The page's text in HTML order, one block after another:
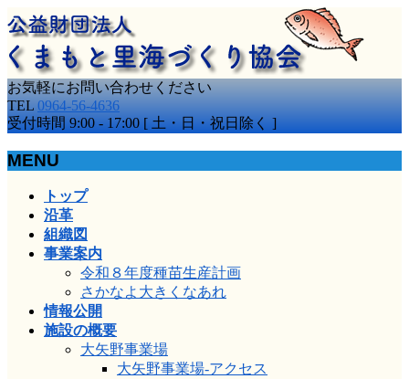
お気軽にお問い合わせください
TEL 0964-56-4636
受付時間 9:00 - 17:00 [ 土・日・祝日除く ]
MENU
トップ
沿革
組織図
事業案内
令和８年度種苗生産計画
さかなよ大きくなあれ
情報公開
施設の概要
大矢野事業場
大矢野事業場-アクセス